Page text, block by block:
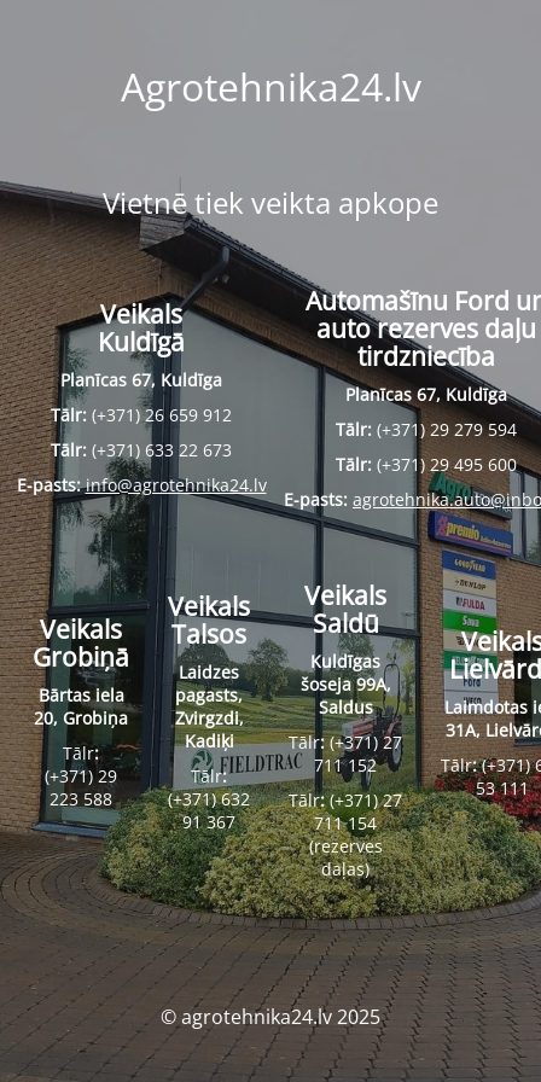
Agrotehnika24.lv
Vietnē tiek veikta apkope
Veikals
Kuldīgā
Planīcas 67, Kuldīga
Tālr: (+371) 26 659 912
Tālr: (+371) 633 22 673
E-pasts:info@agrotehnika24.lv
Automašīnu Ford
auto rezerves daļu
tirdzniecība
Planīcas 67, Kuldīga
Tālr: (+371) 29 279 594
Tālr: (+371) 29 495 600
E-pasts:
Veikals
Grobiņā
Bārtas iela
20, Grobiņa
Tālr:
(+371) 29
223 588
Veikals
Talsos
Laidzes
pagasts,
Zvirgzdi,
Kadiķi
Tālr:
(+371) 632
91 367
Veikals
Saldū
Kuldīgas
šoseja 99A,
Saldus
Tālr:(+371) 27
711 152
Tālr:(+371) 27
711 154
(rezerves
daļas)
Laimdotas
31A,
Tālr:(+371)
53 111
© agrotehnika24.lv 2025